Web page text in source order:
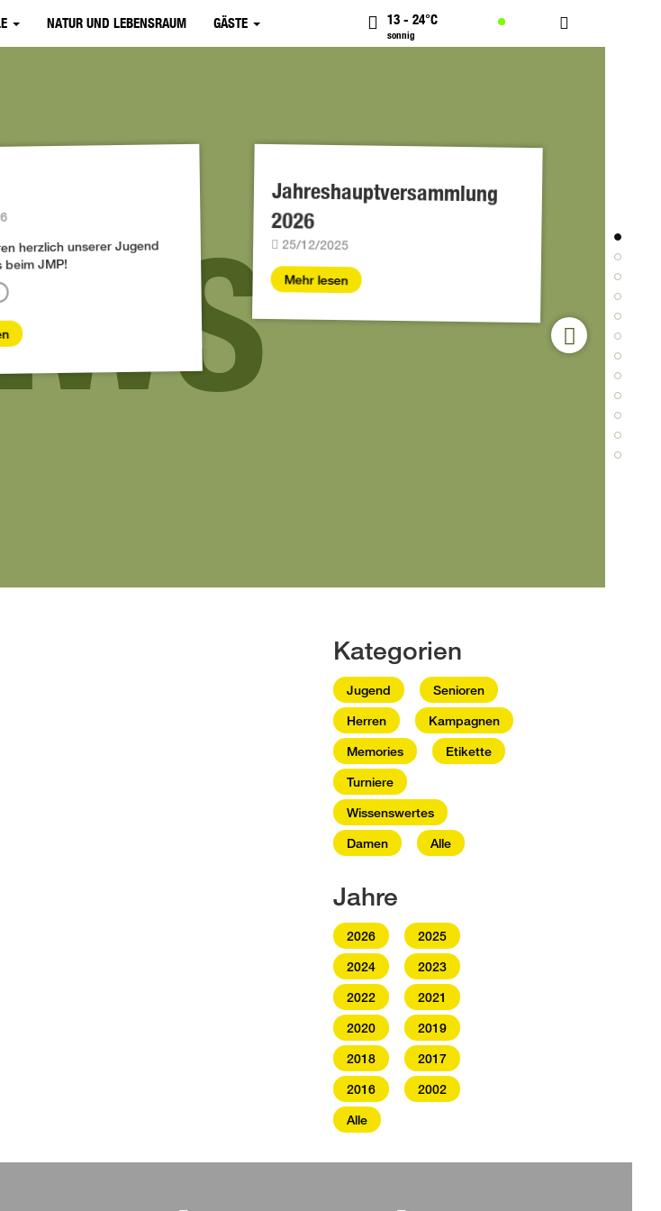
NATUR UND LEBENSRAUM GÄSTE 13 - 24°C
sonnig
herzlich unserer Jugend
beim JMP!
Jahreshauptversammlung
2026
25/12/2025
Mehr lesen
im
Kategorien
Jugend
Senioren
Herren
Kampagnen
Memories
Etikette
Turniere
Wissenswertes
Damen
Alle
Jahre
2026
2025
2024
2023
2022
2021
2020
2019
2018
2017
2016
2002
Alle